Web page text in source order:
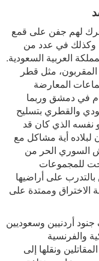
لهم جفن على قمع
في سوريا في أوائل عام 2011، وكذلك في عدد من
العربية السعودية.
مثل قطر
المعارضة
في دمشق وربما
والقطري بتسليح
نفسه الذي كان قد
لبلاده أية مشاكل مع
السوري الحر من
للمجموعات
على أراضيها
الاختراق وممتدة على
أردنيين وسعوديين
والفرنسية
ونقلها إلى